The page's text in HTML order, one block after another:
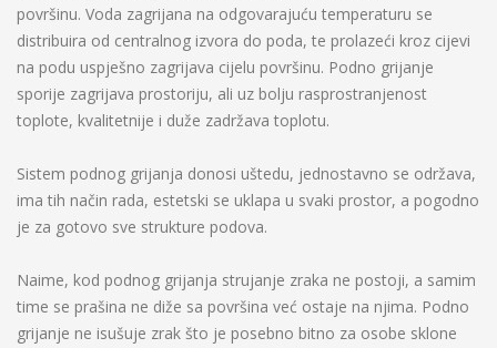
površinu. Voda zagrijana na odgovarajuću temperaturu se
distribuira od centralnog izvora do poda, te prolazeći kroz cijevi
na podu uspješno zagrijava cijelu površinu. Podno grijanje
sporije zagrijava prostoriju, ali uz bolju rasprostranjenost
toplote, kvalitetnije i duže zadržava toplotu.
Sistem podnog grijanja donosi uštedu, jednostavno se održava,
ima tih način rada, estetski se uklapa u svaki prostor, a pogodno
je za gotovo sve strukture podova.
Naime, kod podnog grijanja strujanje zraka ne postoji, a samim
time se prašina ne diže sa površina već ostaje na njima. Podno
grijanje ne isušuje zrak što je posebno bitno za osobe sklone